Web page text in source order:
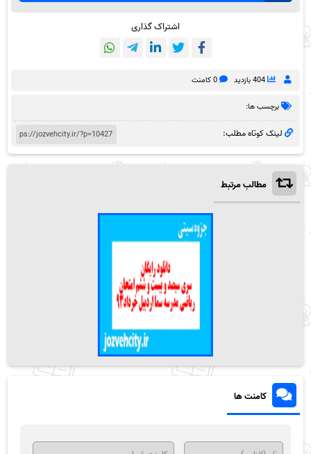
اشتراک گذاری
404 بازدید 0 کامنت
برچسب ها:
لینک کوتاه مطلب:
مطالب مرتبط
کامنت ها